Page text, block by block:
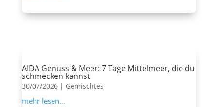
AIDA Genuss & Meer: 7 Tage Mittelmeer, die du
schmecken kannst
30/07/2026| Gemischtes
mehr lesen...